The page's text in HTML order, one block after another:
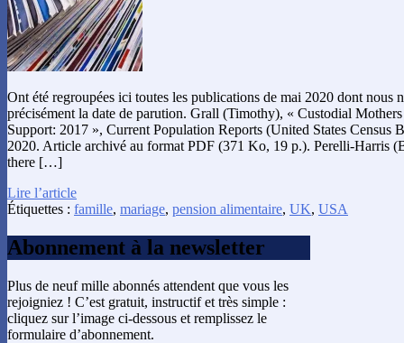
Ont été regroupées ici toutes les publications de mai 2020 dont nous
précisément la date de parution. Grall (Timothy), « Custodial
Support: 2017 », Current Population Reports (United States Census
2020. Article archivé au format PDF (371 Ko, 19 p.). Perelli-Harris
there […]
Lire l’article
Étiquettes : famille, mariage, pension alimentaire, UK, USA
Abonnement à la newsletter
Plus de neuf mille abonnés attendent que vous les
rejoigniez ! C’est gratuit, instructif et très simple :
cliquez sur l’image ci-dessous et remplissez le
formulaire d’abonnement.